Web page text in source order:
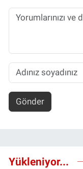
Gönder
Yükleniyor...